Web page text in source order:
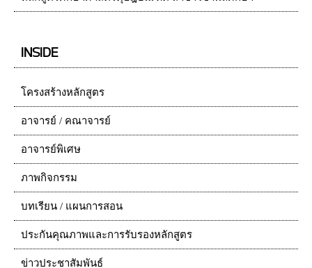
INSIDE
โครงสร้างหลักสูตร
อาจารย์ / คณาจารย์
อาจารย์พิเศษ
ภาพกิจกรรม
บทเรียน / แผนการสอน
ประกันคุณภาพและการรับรองหลักสูตร
ข่าวประชาสัมพันธ์